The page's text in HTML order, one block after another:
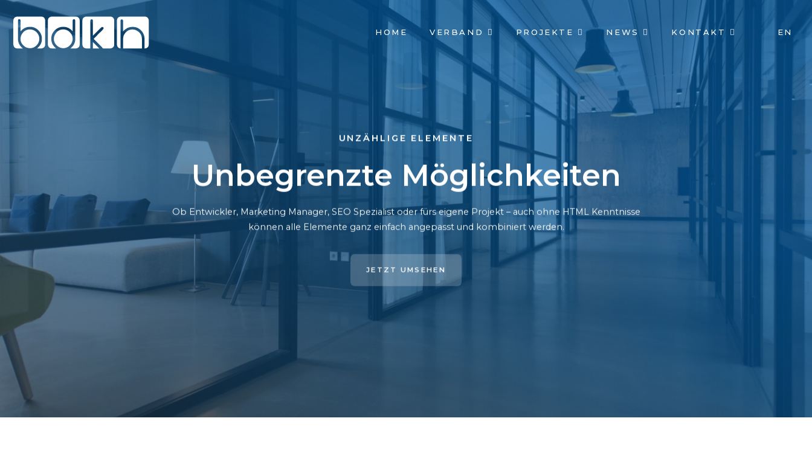
NAVIGATION
ÜBERSPRINGEN
HOME VERBAND PROJEKTE NEWS KONTAKT EN
UNZÄHLIGE ELEMENTE
Unbegrenzte Möglichkeiten
Ob Entwickler, Marketing Manager, SEO Spezialist oder fürs eigene Projekt – auch ohne HTML Kenntnisse
können alle Elemente ganz einfach angepasst und kombiniert werden.
JETZT UMSEHEN